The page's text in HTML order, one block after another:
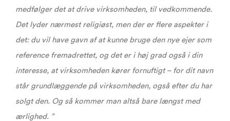
medfølger det at drive virksomheden, til vedkommende.
Det lyder nærmest religiøst, men der er flere aspekter i
det: du vil have gavn af at kunne bruge den nye ejer som
reference fremadrettet, og det er i høj grad også i din
interesse, at virksomheden kører fornuftigt – for dit navn
står grundlæggende på virksomheden, også efter du har
solgt den. Og så kommer man altså bare længst med
ærlighed. ”